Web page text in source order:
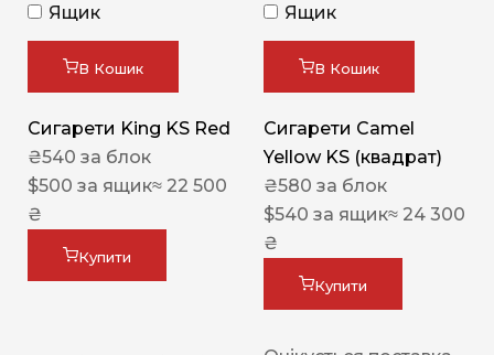
Ящик
В Кошик
Сигарети King KS Red
₴540 за блок
$500 за ящик≈ 22 500
₴
Купити
Ящик
В Кошик
Сигарети Camel
Yellow KS (квадрат)
₴580 за блок
$540 за ящик≈ 24 300
₴
Купити